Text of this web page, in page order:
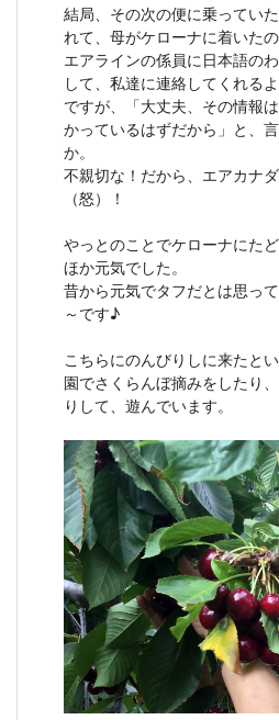
結局、その次の便に乗ってい
れて、母がケローナに着いた
エアラインの係員に日本語の
して、私達に連絡してくれる
ですが、「大丈夫、その情報
かっているはずだから」と、
か。
不親切な！だから、エアカナ
（怒）！
やっとのことでケローナにた
ほか元気でした。
昔から元気でタフだとは思っ
～です♪
こちらにのんびりしに来たと
園でさくらんぼ摘みをしたり
りして、遊んでいます。